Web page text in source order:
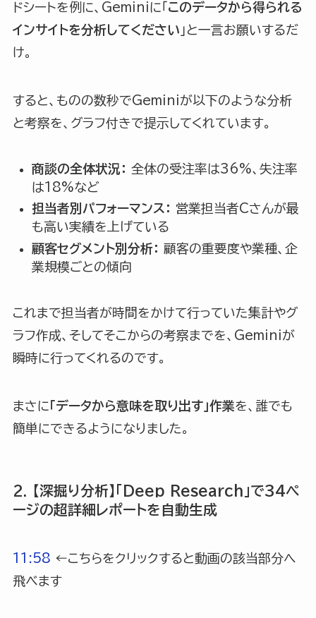
ドシートを例に、Geminiに「 このデータから得られる
インサイトを分析してください 」と一言お願いするだ
け。
すると、ものの数秒でGeminiが以下のような分析
と考察を、グラフ付きで提示してくれています。
商談の全体状況： 全体の受注率は36%、失注率
は18%など
担当者別パフォーマンス： 営業担当者Cさんが最
も高い実績を上げている
顧客セグメント別分析： 顧客の重要度や業種、企
業規模ごとの傾向
これまで担当者が時間をかけて行っていた集計やグ
ラフ作成、そしてそこからの考察までを、Geminiが
瞬時に行ってくれるのです。
まさに 「データから意味を取り出す」作業を、誰でも
簡単にできるようになりました。
2. 【深掘り分析】「Deep Research」で34ペ
ージの超詳細レポートを自動生成
11:58 ←こちらをクリックすると動画の該当部分へ
飛べます